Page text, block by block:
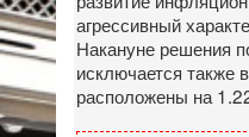
агрессивный
Накануне решения
исключается также
расположены на